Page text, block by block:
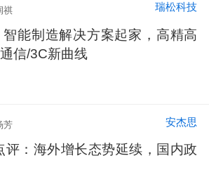
祺 瑞松科技
能制造解决方案起家，高精高
信/3C新曲线
芳 安杰思
评：海外增长态势延续，国内政